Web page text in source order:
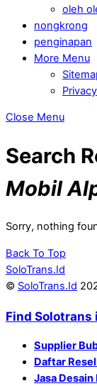
oleh
nongkrong
penginapan
More Menu
Close Menu
Search
Mobil
Sorry, nothing
Back To Top
SoloTrans.Id
© SoloTrans.Id
Find Solotrans
Supplier
Daftar
Jasa